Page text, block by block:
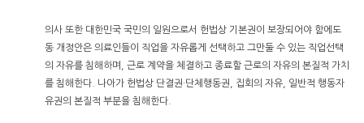
의사 또한 대한민국 국민의 일원으로서 헌법상 기본권이 보장되어야 함에도
동 개정안은 의료인들이 직업을 자유롭게 선택하고 그만둘 수 있는 직업선택
의 자유를 침해하며, 근로 계약을 체결하고 종료할 근로의 자유의 본질적 가치
를 침해한다. 나아가 헌법상 단결권·단체행동권, 집회의 자유, 일반적 행동자
유권의 본질적 부분을 침해한다.